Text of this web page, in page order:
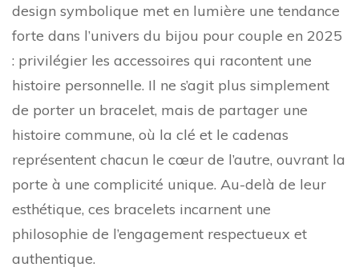
design symbolique met en lumière une tendance
forte dans l’univers du bijou pour couple en 2025
: privilégier les accessoires qui racontent une
histoire personnelle. Il ne s’agit plus simplement
de porter un bracelet, mais de partager une
histoire commune, où la clé et le cadenas
représentent chacun le cœur de l’autre, ouvrant la
porte à une complicité unique. Au-delà de leur
esthétique, ces bracelets incarnent une
philosophie de l’engagement respectueux et
authentique.